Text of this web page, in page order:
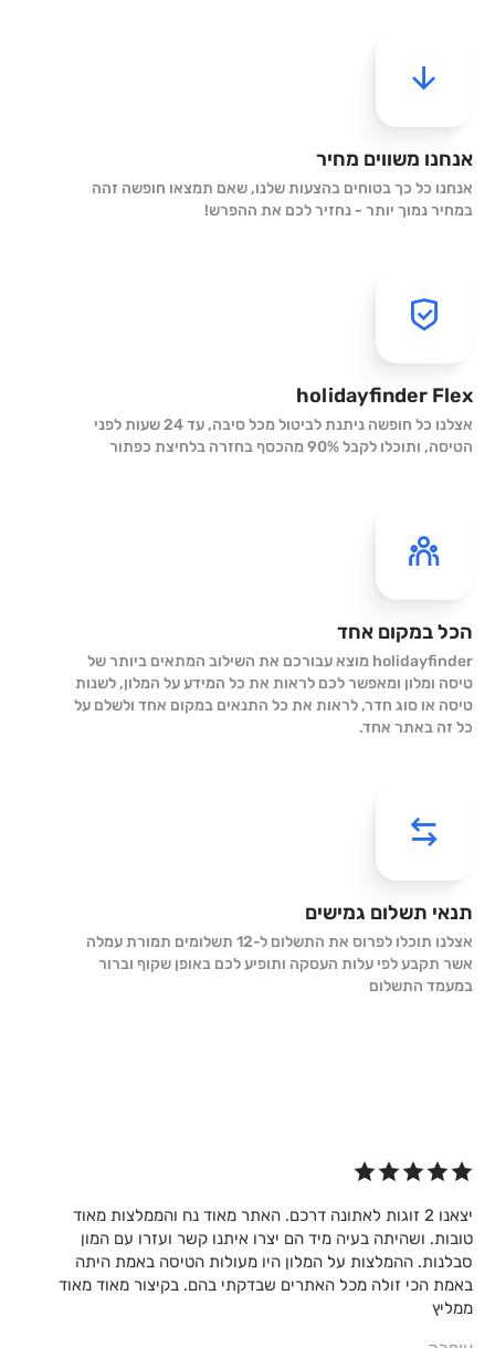
אנחנו משווים מחיר
אנחנו כל כך בטוחים בהצעות שלנו, שאם תמצאו חופשה זהה
במחיר נמוך יותר - נחזיר לכם את ההפרש!
holidayfinder Flex
אצלנו כל חופשה ניתנת לביטול מכל סיבה, עד 24 שעות לפני
הטיסה, ותוכלו לקבל 90% מהכסף בחזרה בלחיצת כפתור
הכל במקום אחד
holidayfinder מוצא עבורכם את השילוב המתאים ביותר של
טיסה ומלון ומאפשר לכם לראות את כל המידע על המלון, לשנות
טיסה או סוג חדר, לראות את כל התנאים במקום אחד ולשלם על
כל זה באתר אחד.
תנאי תשלום גמישים
אצלנו תוכלו לפרוס את התשלום ל-12 תשלומים תמורת עמלה
אשר תקבע לפי עלות העסקה ותופיע לכם באופן שקוף וברור
במעמד התשלום
יצאנו 2 זוגות לאתונה דרכם. האתר מאוד נח והממלצות מאוד
טובות. ושהיתה בעיה מיד הם יצרו איתנו קשר ועזרו עם המון
סבלנות. ההמלצות על המלון היו מעולות הטיסה באמת היתה
באמת הכי זולה מכל האתרים שבדקתי בהם. בקיצור מאוד מאוד
ממליץ